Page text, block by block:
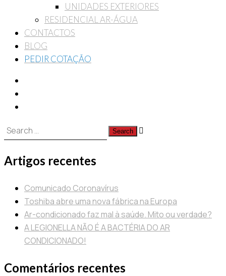
UNIDADES EXTERIORES
RESIDENCIAL AR-ÁGUA
CONTACTOS
BLOG
PEDIR COTAÇÃO
Pesquisa
por:
Artigos recentes
Comunicado Coronavírus
Toshiba abre uma nova fábrica na Europa
Ar-condicionado faz mal à saúde. Mito ou verdade?
A LEGIONELLA NÃO É A BACTÉRIA DO AR
CONDICIONADO!
Comentários recentes